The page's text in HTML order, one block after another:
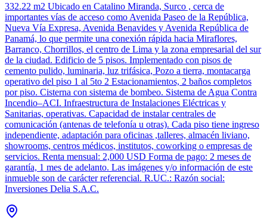
332.22 m2 Ubicado en Catalino Miranda, Surco , cerca de
importantes vías de acceso como Avenida Paseo de la República,
Nueva Vía Expresa, Avenida Benavides y Avenida República de
Panamá, lo que permite una conexión rápida hacia Miraflores,
Barranco, Chorrillos, el centro de Lima y la zona empresarial del sur
de la ciudad. Edificio de 5 pisos. Implementado con pisos de
cemento pulido, luminaria, luz trifásica, Pozo a tierra, montacarga
operativo del piso 1 al 5to 2 Estacionamientos, 2 baños completos
por piso. Cisterna con sistema de bombeo. Sistema de Agua Contra
Incendio–ACI. Infraestructura de Instalaciones Eléctricas y
Sanitarias, operativas. Capacidad de instalar centrales de
comunicación (antenas de telefonía u otras). Cada piso tiene ingreso
independiente, adaptación para oficinas ,talleres, almacén liviano,
showrooms, centros médicos, institutos, coworking o empresas de
servicios. Renta mensual: 2,000 USD Forma de pago: 2 meses de
garantía, 1 mes de adelanto. Las imágenes y/o información de este
inmueble son de carácter referencial. R.UC.: Razón social:
Inversiones Delia S.A.C.